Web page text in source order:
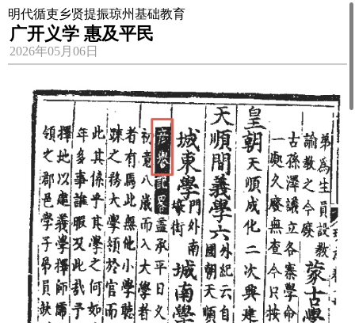
明代循吏乡贤提振琼州基础教育
广开义学 惠及平民
2026年05月06日